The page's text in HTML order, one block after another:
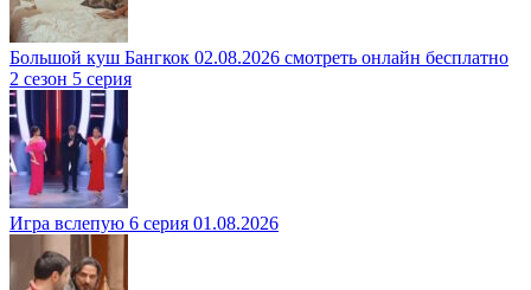
Большой куш Бангкок 02.08.2026 смотреть онлайн бесплатно
2 сезон 5 серия
Игра вслепую 6 серия 01.08.2026